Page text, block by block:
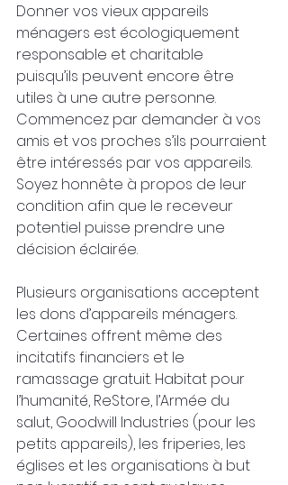
Donner vos vieux appareils
ménagers est écologiquement
responsable et charitable
puisqu’ils peuvent encore être
utiles à une autre personne.
Commencez par demander à vos
amis et vos proches s’ils pourraient
être intéressés par vos appareils.
Soyez honnête à propos de leur
condition afin que le receveur
potentiel puisse prendre une
décision éclairée.
Plusieurs organisations acceptent
les dons d’appareils ménagers.
Certaines offrent même des
incitatifs financiers et le
ramassage gratuit. Habitat pour
l’humanité, ReStore, l’Armée du
salut, Goodwill Industries (pour les
petits appareils), les friperies, les
églises et les organisations à but